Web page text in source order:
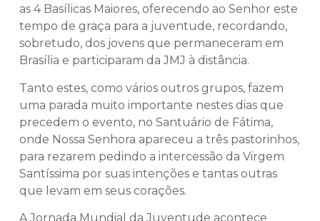
as 4 Basílicas Maiores, oferecendo ao Senhor este
tempo de graça para a juventude, recordando,
sobretudo, dos jovens que permaneceram em
Brasília e participaram da JMJ à distância.
Tanto estes, como vários outros grupos, fazem
uma parada muito importante nestes dias que
precedem o evento, no Santuário de Fátima,
onde Nossa Senhora apareceu a três pastorinhos,
para rezarem pedindo a intercessão da Virgem
Santíssima por suas intenções e tantas outras
que levam em seus corações.
A Jornada Mundial da Juventude acontece